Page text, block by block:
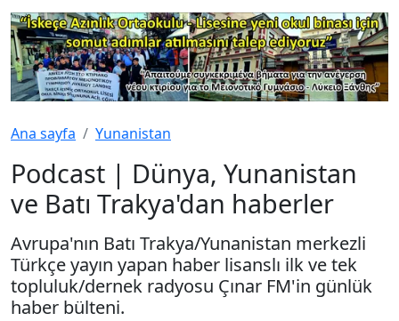
Ana sayfa Yunanistan
Podcast | Dünya, Yunanistan
ve Batı Trakya'dan haberler
Avrupa'nın Batı Trakya/Yunanistan merkezli
Türkçe yayın yapan haber lisanslı ilk ve tek
topluluk/dernek radyosu Çınar FM'in günlük
haber bülteni.